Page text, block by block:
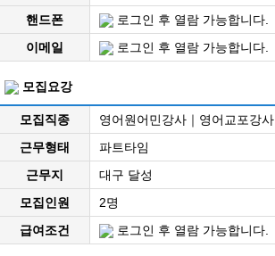
핸드폰
로그인 후 열람 가능합니다.
이메일
로그인 후 열람 가능합니다.
모집요강
모집직종
영어원어민강사｜영어교포강사
근무형태
파트타임
근무지
대구 달성
모집인원
2명
급여조건
로그인 후 열람 가능합니다.